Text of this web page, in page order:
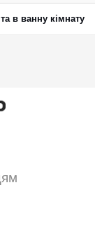
в ванну кімнату